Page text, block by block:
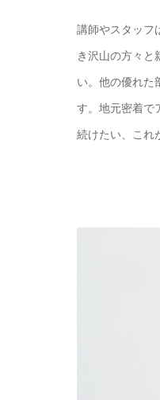
講師やスタッフ
き沢山の方々と
い。他の優れた
す。地元密着で
続けたい、これ